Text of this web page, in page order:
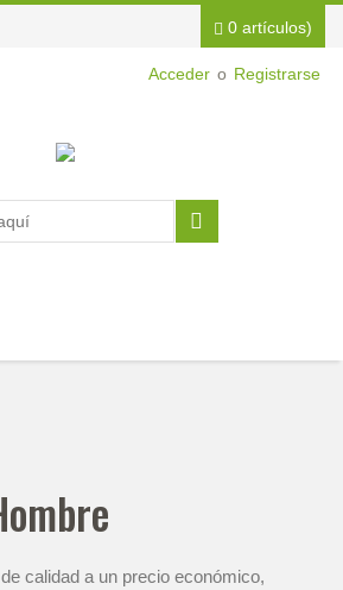
Acceder o Registrarse
0 artículos)
calidad a un precio económico,